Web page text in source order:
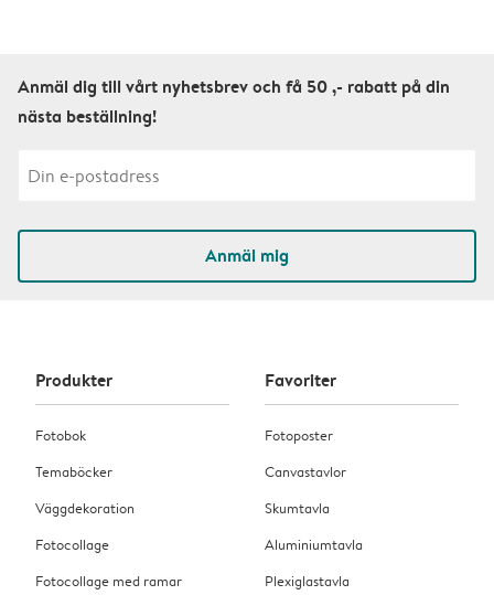
Anmäl dig till vårt nyhetsbrev och få 50 ,- rabatt på din
nästa beställning!
Anmäl mig
Produkter
Fotobok
Temaböcker
Väggdekoration
Fotocollage
Fotocollage med ramar
Favoriter
Fotoposter
Canvastavlor
Skumtavla
Aluminiumtavla
Plexiglastavla